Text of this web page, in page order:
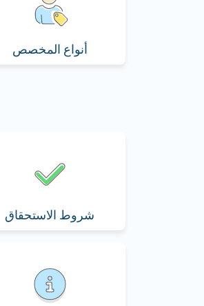
أنواع المخصص
شروط الاستحقاق